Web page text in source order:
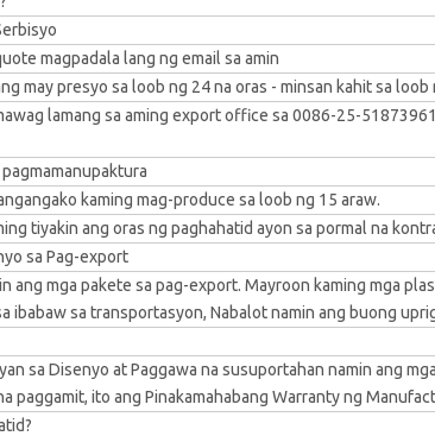
magpadala lang ng email sa amin
may presyo sa loob ng 24 na oras - minsan kahit sa loob
lamang sa aming export office sa 0086-25-
kaming mag-produce sa loob ng 15 araw.
tiyakin ang oras ng paghahatid ayon sa pormal na
sa Pag-export
ang mga pakete sa pag-export. Mayroon kaming mga
ibabaw sa transportasyon, Nabalot namin ang buong
sa Disenyo at Paggawa na susuportahan namin ang
paggamit, ito ang Pinakamahabang Warranty ng